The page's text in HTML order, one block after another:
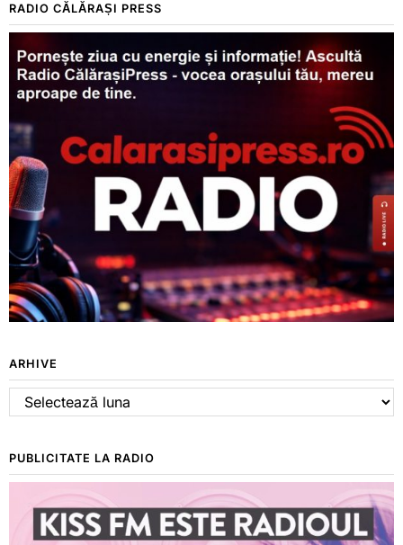
RADIO CĂLĂRAȘI PRESS
ARHIVE
Arhive
PUBLICITATE LA RADIO